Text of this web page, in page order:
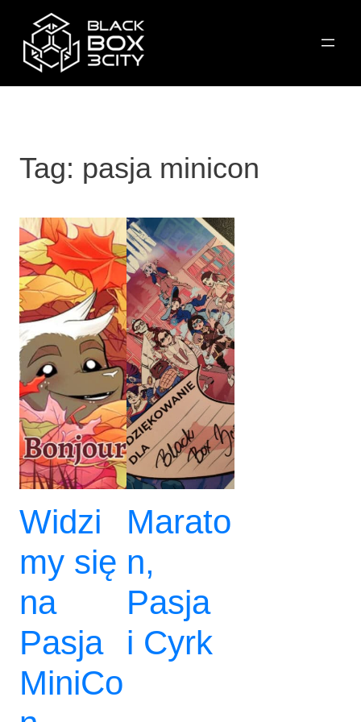
Tag: pasja minicon
Widzi
my się
na
Pasja
MiniCo
Marato
n,
Pasja
i Cyrk